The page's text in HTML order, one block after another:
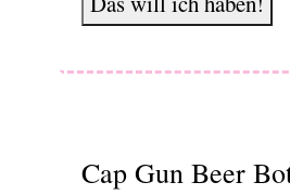
Cap Gun Beer